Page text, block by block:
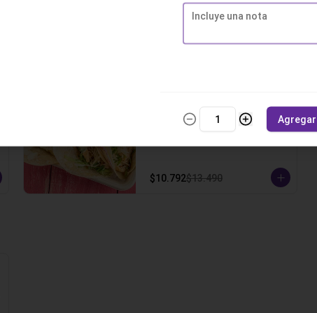
crema ácida, pico de gallo y un
toque de cilantro.
3 Tortillas de trigo, pollo a la
plancha sobre lechuga escarola,
un toque de cilantro.
$10.792$13.490
Agregar